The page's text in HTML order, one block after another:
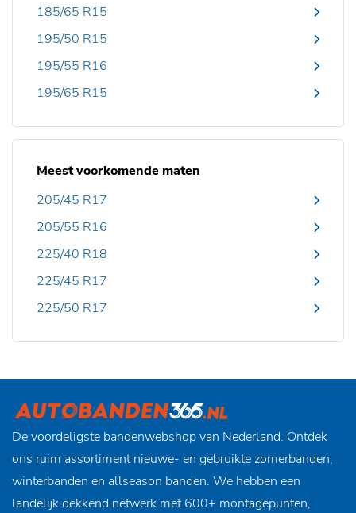
185/65 R15
195/50 R15
195/55 R16
195/65 R15
Meest voorkomende maten
205/45 R17
205/55 R16
225/40 R18
225/45 R17
225/50 R17
De voordeligste bandenwebshop van Nederland. Ontdek
ons ruim assortiment nieuwe- en gebruikte zomerbanden,
winterbanden en allseason banden. We hebben een
landelijk dekkend netwerk met 600+ montagepunten,